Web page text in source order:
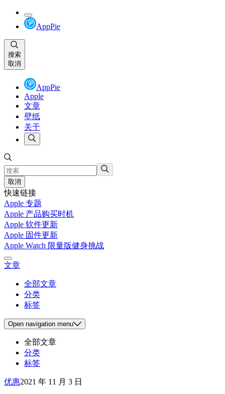
AppPie
搜索
取消
AppPie
Apple
文章
壁纸
关于
取消
快速链接
Apple 专题
Apple 产品购买时机
Apple 软件更新
Apple 固件更新
Apple Watch 限量版健身挑战
文章
全部文章
分类
标签
Open navigation menu
全部文章
分类
标签
优惠2021 年 11 月 3 日